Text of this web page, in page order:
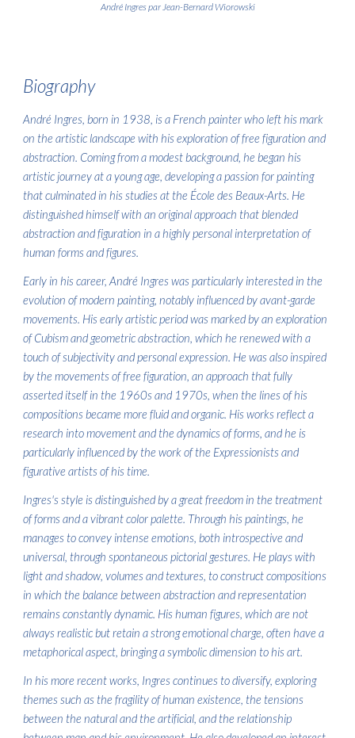
André Ingres par Jean-Bernard Wiorowski
Biography
André Ingres, born in 1938, is a French painter who left his mark
on the artistic landscape with his exploration of free figuration and
abstraction. Coming from a modest background, he began his
artistic journey at a young age, developing a passion for painting
that culminated in his studies at the École des Beaux-Arts. He
distinguished himself with an original approach that blended
abstraction and figuration in a highly personal interpretation of
human forms and figures.
Early in his career, André Ingres was particularly interested in the
evolution of modern painting, notably influenced by avant-garde
movements. His early artistic period was marked by an exploration
of Cubism and geometric abstraction, which he renewed with a
touch of subjectivity and personal expression. He was also inspired
by the movements of free figuration, an approach that fully
asserted itself in the 1960s and 1970s, when the lines of his
compositions became more fluid and organic. His works reflect a
research into movement and the dynamics of forms, and he is
particularly influenced by the work of the Expressionists and
figurative artists of his time.
Ingres's style is distinguished by a great freedom in the treatment
of forms and a vibrant color palette. Through his paintings, he
manages to convey intense emotions, both introspective and
universal, through spontaneous pictorial gestures. He plays with
light and shadow, volumes and textures, to construct compositions
in which the balance between abstraction and representation
remains constantly dynamic. His human figures, which are not
always realistic but retain a strong emotional charge, often have a
metaphorical aspect, bringing a symbolic dimension to his art.
In his more recent works, Ingres continues to diversify, exploring
themes such as the fragility of human existence, the tensions
between the natural and the artificial, and the relationship